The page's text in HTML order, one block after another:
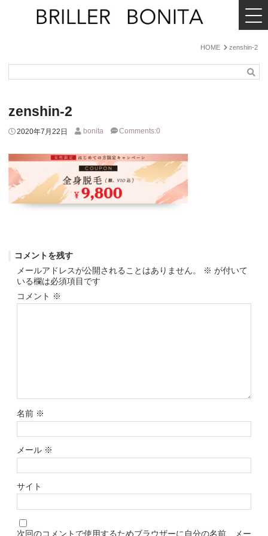
HOME zenshin-2
索
zenshin-2
2020年7月22日 bonita Comments:0
コメントを残す
メールアドレスが公開されることはありません。
※ が付いて
いる欄は必須項目です
コメント ※
名前 ※
メール ※
サイト
次回のコメントで使用するためブラウザーに自分の名前、メー